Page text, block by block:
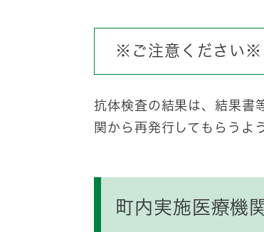
※ご注意ください※
抗体検査の結果は、結果書
関から再発行してもらうよ
町内実施医療機関